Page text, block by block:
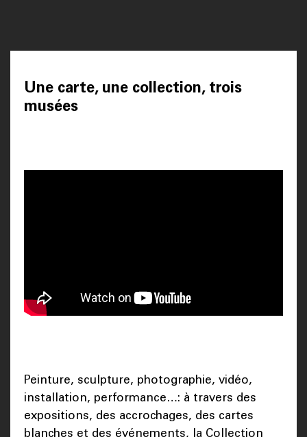
Une carte, une collection, trois
musées
Peinture, sculpture, photographie, vidéo,
installation, performance…: à travers des
expositions, des accrochages, des cartes
blanches et des événements, la Collection